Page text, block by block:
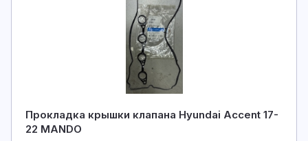
Прокладка крышки клапана Hyundai Accent 17-
22 MANDO